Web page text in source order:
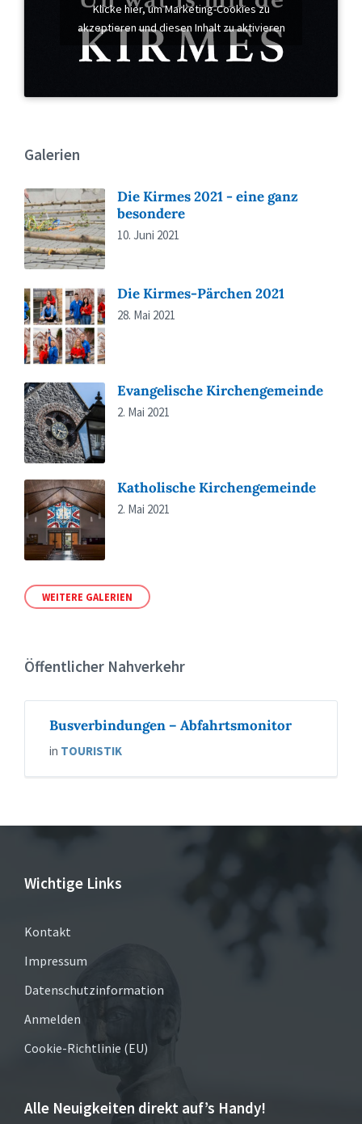
Klicke hier, um Marketing-Cookies zu
akzeptieren und diesen Inhalt zu aktivieren
Galerien
Die Kirmes 2021 - eine ganz
besondere
10. Juni 2021
Die Kirmes-Pärchen 2021
28. Mai 2021
Evangelische Kirchengemeinde
2. Mai 2021
Katholische Kirchengemeinde
2. Mai 2021
WEITERE GALERIEN
Öffentlicher Nahverkehr
Busverbindungen – Abfahrtsmonitor
in TOURISTIK
Wichtige Links
Kontakt
Impressum
Datenschutzinformation
Anmelden
Cookie-Richtlinie (EU)
Alle Neuigkeiten direkt auf’s Handy!